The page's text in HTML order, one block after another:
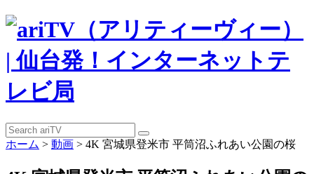
ホーム > 動画 > 4K 宮城県登米市 平筒沼ふれあい公園の桜